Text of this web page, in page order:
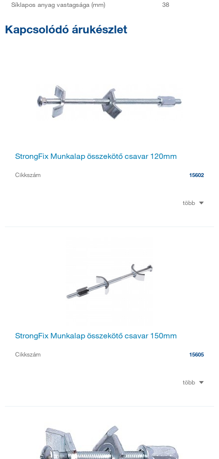
Síklapos anyag vastagsága (mm) 38
Kapcsolódó árukészlet
StrongFix Munkalap összekötő csavar 120mm
Cikkszám 15602
több
StrongFix Munkalap összekötő csavar 150mm
Cikkszám 15605
több